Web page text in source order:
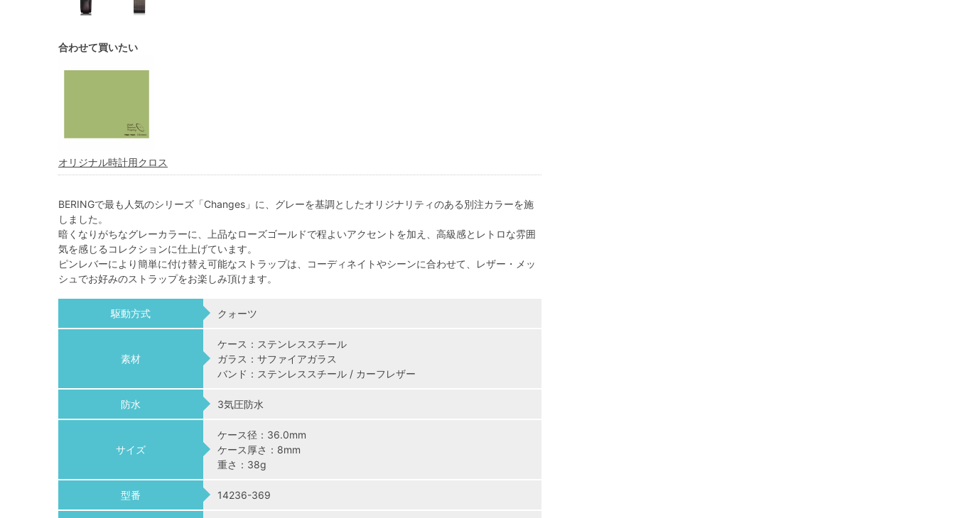
合わせて買いたい
オリジナル時計用クロス
BERINGで最も人気のシリーズ「Changes」に、グレーを基調としたオリジナリティのある別注カラーを施
しました。
暗くなりがちなグレーカラーに、上品なローズゴールドで程よいアクセントを加え、高級感とレトロな雰囲
気を感じるコレクションに仕上げています。
ピンレバーにより簡単に付け替え可能なストラップは、コーディネイトやシーンに合わせて、レザー・メッ
シュでお好みのストラップをお楽しみ頂けます。
駆動方式 クォーツ
素材
ケース：ステンレススチール
ガラス：サファイアガラス
バンド：ステンレススチール / カーフレザー
防水 3気圧防水
サイズ
ケース径：36.0mm
ケース厚さ：8mm
重さ：38g
型番 14236-369